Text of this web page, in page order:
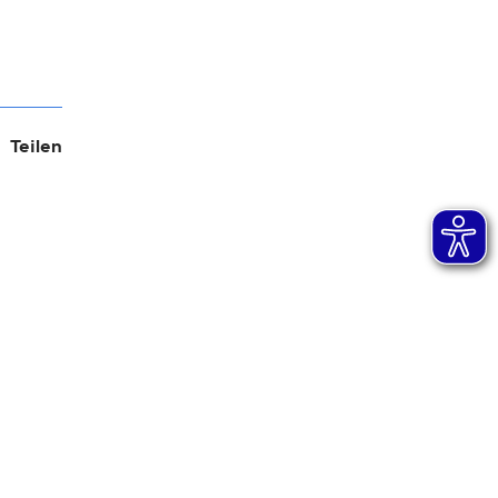
Teilen